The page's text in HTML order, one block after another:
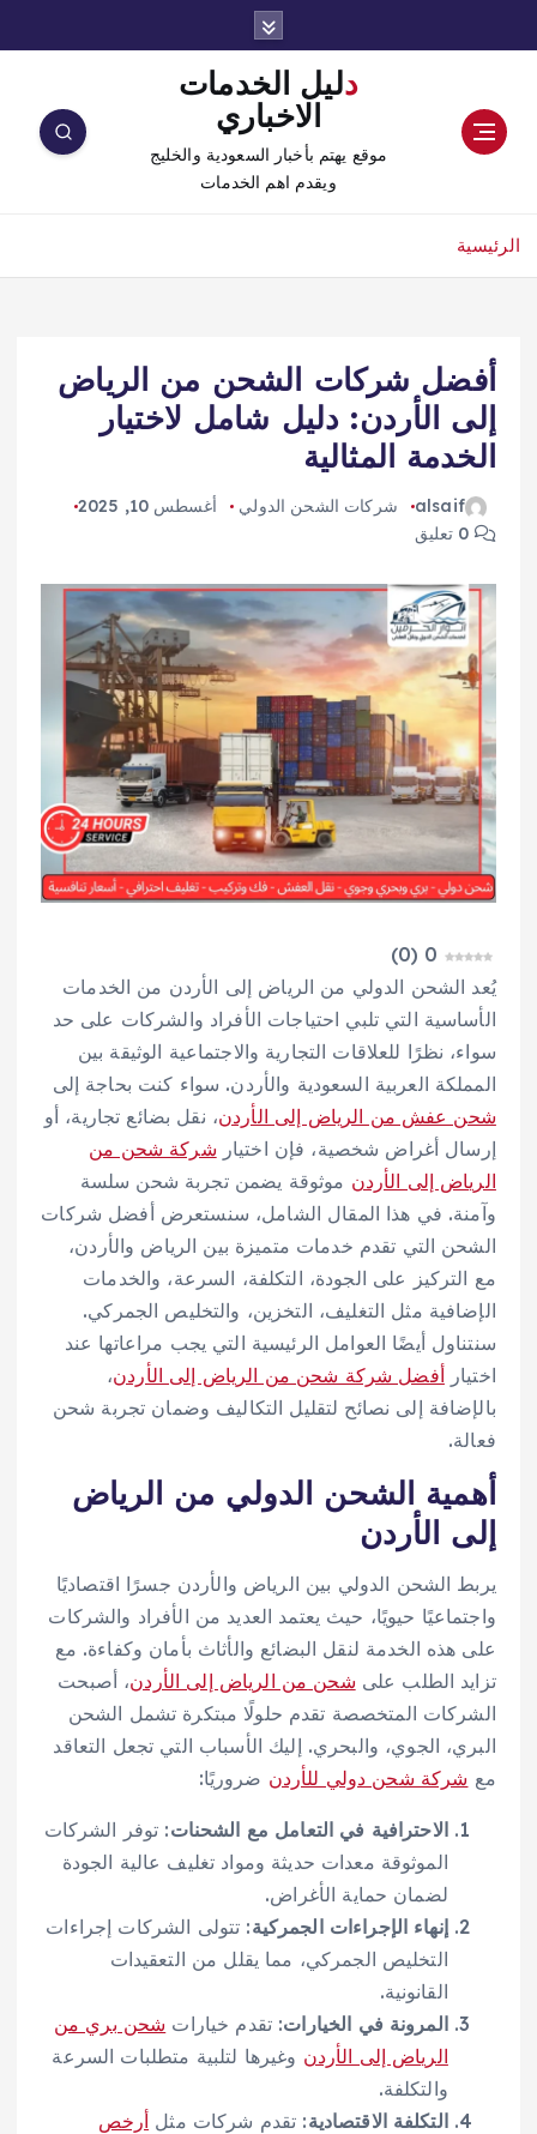
دليل الخدمات
الاخباري
موقع يهتم بأخبار السعودية والخليج
ويقدم اهم الخدمات
الرئيسية
أفضل شركات الشحن من الرياض
إلى الأردن: دليل شامل لاختيار
الخدمة المثالية
alsaif شركات الشحن الدولي
أغسطس 10, 2025
0
(
0
)
يُعد الشحن الدولي من الرياض إلى الأردن من الخدمات
الأساسية التي تلبي احتياجات الأفراد والشركات على حد
سواء، نظرًا للعلاقات التجارية والاجتماعية الوثيقة بين
المملكة العربية السعودية والأردن. سواء كنت بحاجة إلى
شحن عفش من الرياض إلى الأردن، نقل بضائع تجارية، أو
إرسال أغراض شخصية، فإن اختيار شركة شحن من
الرياض إلى الأردن موثوقة يضمن تجربة شحن سلسة
وآمنة. في هذا المقال الشامل، سنستعرض أفضل شركات
الشحن التي تقدم خدمات متميزة بين الرياض والأردن،
مع التركيز على الجودة، التكلفة، السرعة، والخدمات
الإضافية مثل التغليف، التخزين، والتخليص الجمركي.
سنتناول أيضًا العوامل الرئيسية التي يجب مراعاتها عند
اختيار أفضل شركة شحن من الرياض إلى الأردن،
بالإضافة إلى نصائح لتقليل التكاليف وضمان تجربة شحن
فعالة.
أهمية الشحن الدولي من الرياض
إلى الأردن
يربط الشحن الدولي بين الرياض والأردن جسرًا اقتصاديًا
واجتماعيًا حيويًا، حيث يعتمد العديد من الأفراد والشركات
على هذه الخدمة لنقل البضائع والأثاث بأمان وكفاءة. مع
تزايد الطلب على شحن من الرياض إلى الأردن، أصبحت
الشركات المتخصصة تقدم حلولًا مبتكرة تشمل الشحن
البري، الجوي، والبحري. إليك الأسباب التي تجعل التعاقد
مع شركة شحن دولي للأردن ضروريًا:
الاحترافية في التعامل مع الشحنات: توفر الشركات
الموثوقة معدات حديثة ومواد تغليف عالية الجودة
لضمان حماية الأغراض.
إنهاء الإجراءات الجمركية: تتولى الشركات إجراءات
التخليص الجمركي، مما يقلل من التعقيدات
القانونية.
المرونة في الخيارات: تقدم خيارات شحن بري من
الرياض إلى الأردن وغيرها لتلبية متطلبات السرعة
والتكلفة.
التكلفة الاقتصادية: تقدم شركات مثل أرخص